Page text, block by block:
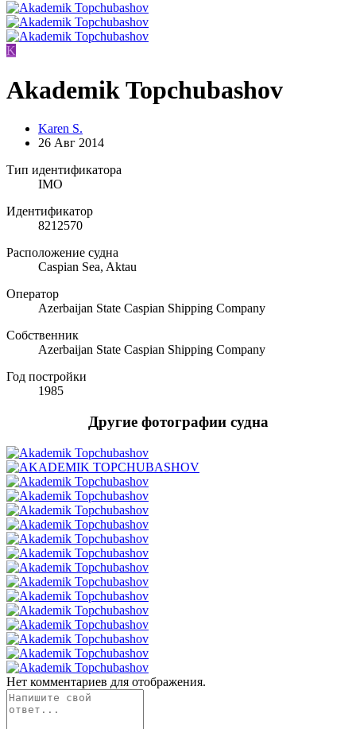
K
Akademik Topchubashov
Karen S.
26 Авг 2014
Тип идентификатора
IMO
Идентификатор
8212570
Расположение судна
Caspian Sea, Aktau
Оператор
Azerbaijan State Caspian Shipping Company
Собственник
Azerbaijan State Caspian Shipping Company
Год постройки
1985
Другие фотографии судна
Нет комментариев для отображения.